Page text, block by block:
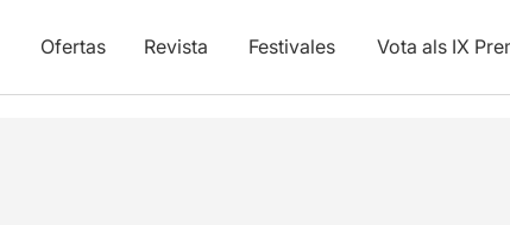
Ofertas Revista Festivales Vota als IX